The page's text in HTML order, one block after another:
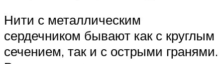
Нити с металлическим
сердечником бывают как с круглым
сечением, так и с острыми гранями.